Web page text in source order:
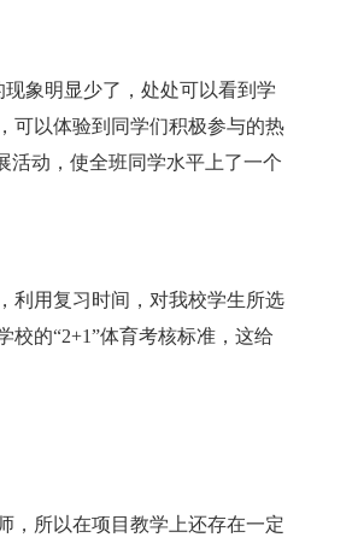
象明显少了，处处可以看到学
可以体验到同学们积极参与的热
活动，使全班同学水平上了一个
利用复习时间，对我校学生所选
的“2+1”体育考核标准，这给
，所以在项目教学上还存在一定